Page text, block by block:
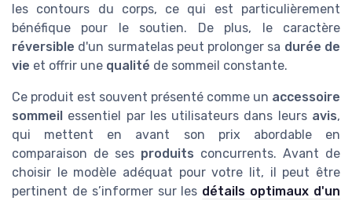
les contours du corps, ce qui est particulièrement
bénéfique pour le soutien. De plus, le caractère
réversible d'un surmatelas peut prolonger sa durée de
vie et offrir une qualité de sommeil constante.
Ce produit est souvent présenté comme un accessoire
sommeil essentiel par les utilisateurs dans leurs avis,
qui mettent en avant son prix abordable en
comparaison de ses produits concurrents. Avant de
choisir le modèle adéquat pour votre lit, il peut être
pertinent de s’informer sur les détails optimaux d'un